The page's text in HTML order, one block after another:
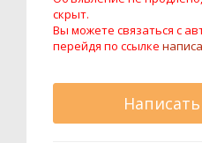
скрыт.
Вы можете связаться с
перейдя по ссылке